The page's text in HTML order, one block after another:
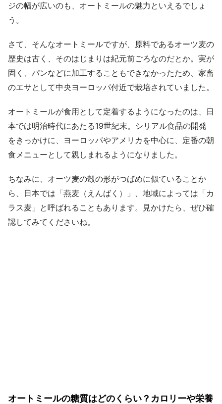
ジの幅が広いのも、オートミールの魅力といえるでしょ
う。
さて、そんなオートミールですが、原料であるオーツ麦の
歴史は古く、そのはじまりは紀元前ごろなのだとか。実が
固く、パンなどに加工することもできなかったため、家畜
のエサとして中央ヨーロッパ付近で栽培されていました。
オートミールが食用として定着するようになったのは、日
本では明治時代にあたる19世紀末。シリアル食品の開発
をきっかけに、ヨーロッパやアメリカを中心に、定番の朝
食メニューとして親しまれるようになりました。
ちなみに、オーツ麦の殻の形がつばめに似ていることか
ら、日本では「燕麦（えんばく）」、地域によっては「カ
ラス麦」と呼ばれることもあります。見かけたら、ぜひ確
認してみてくださいね。
オートミールの糖質はどのくらい？カロリーや栄養